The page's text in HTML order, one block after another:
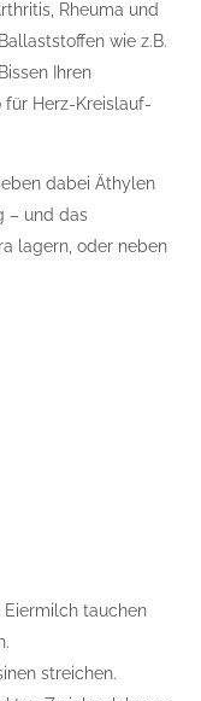
Rheuma und
wie z.B.
Ihren
für Herz-Kreislauf-
dabei Äthylen
– und das
lagern, oder neben
Eiermilch tauchen
streichen.